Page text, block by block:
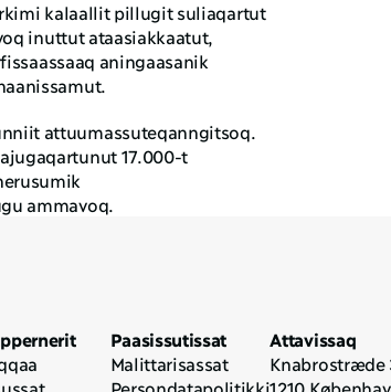
kalaallit pillugit suliaqartut
inuttut ataasiakkaatut,
aningaasanik
attuumassuteqanngitsoq.
17.000-t
ammavoq.
Paasissutissat
Malittarisassat
Persondatapolitikki
Attavissaq
Knabrostræde
1210